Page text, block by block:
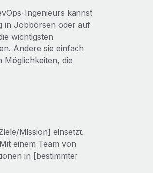
Ingenieurs kannst
in Jobbörsen oder auf
wichtigsten
Ändere sie einfach
Möglichkeiten, die
Mission] einsetzt.
einem Team von
in [bestimmter